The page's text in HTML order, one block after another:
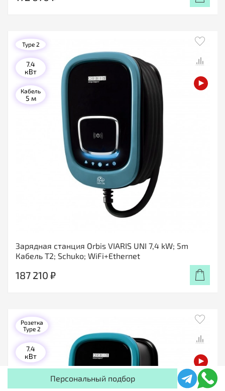
Зарядная станция Orbis VIARIS UNI 7,4 kW; 5m
Кабель T2; Schuko; WiFi+Ethernet
Type 2
7.4
кВт
Кабель
5 м
187 210 ₽
Розетка
Type 2
7.4
кВт
Персональный подбор